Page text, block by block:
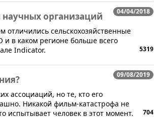
04/04/2018
организаций
отличились сельскохозяйственные
в каком регионе больше всего
Indicator.
5319
09/08/2019
ассоциаций, но те, кто его
Никакой фильм-катастрофа не
испытывает человек в этот момент.
704